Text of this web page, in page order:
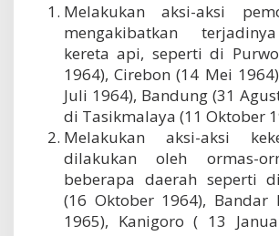
n
t
a
k
a
n
h
n
g
g
e
Melakukan aksi-aksi
mengakibatkan
kereta api, seperti di
1964), Cirebon (14 Mei
Juli 1964), Bandung (31
di Tasikmalaya (11 Oktober
Melakukan aksi-aksi
dilakukan oleh ormas-
beberapa daerah seperti
(16 Oktober 1964), Bandar
1965), Kanigoro ( 13